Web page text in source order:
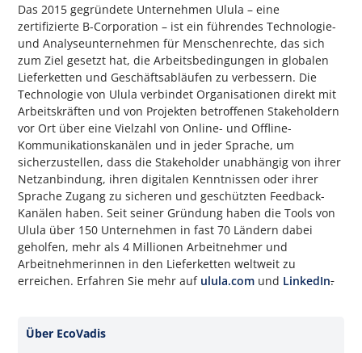
Das 2015 gegründete Unternehmen Ulula – eine
zertifizierte B-Corporation – ist ein führendes Technologie-
und Analyseunternehmen für Menschenrechte, das sich
zum Ziel gesetzt hat, die Arbeitsbedingungen in globalen
Lieferketten und Geschäftsabläufen zu verbessern. Die
Technologie von Ulula verbindet Organisationen direkt mit
Arbeitskräften und von Projekten betroffenen Stakeholdern
vor Ort über eine Vielzahl von Online- und Offline-
Kommunikationskanälen und in jeder Sprache, um
sicherzustellen, dass die Stakeholder unabhängig von ihrer
Netzanbindung, ihren digitalen Kenntnissen oder ihrer
Sprache Zugang zu sicheren und geschützten Feedback-
Kanälen haben. Seit seiner Gründung haben die Tools von
Ulula über 150 Unternehmen in fast 70 Ländern dabei
geholfen, mehr als 4 Millionen Arbeitnehmer und
Arbeitnehmerinnen in den Lieferketten weltweit zu
erreichen. Erfahren Sie mehr auf ulula.com und LinkedIn.
Über EcoVadis